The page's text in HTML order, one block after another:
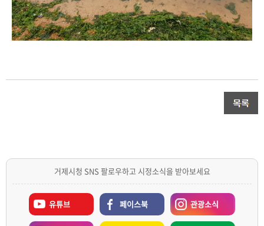
거제시청 SNS 팔로우하고 시정소식을 받아보세요
유튜브 페이스북 관광소식